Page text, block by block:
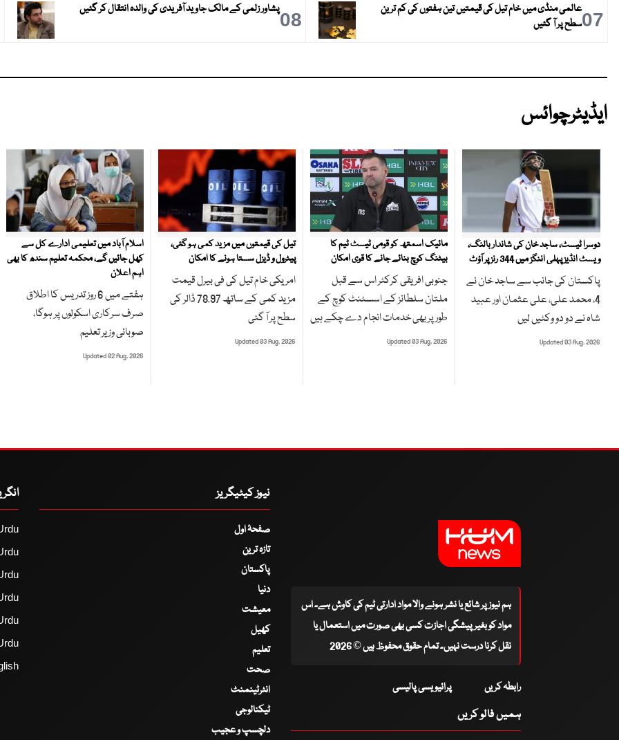
07عالمی منڈی میں خام تیل کی قیمتیں تین ہفتوں کی کم ترین
سطح پر آ گئیں
08پشاور زلمی کے مالک جاوید آفریدی کی والدہ انتقال کر گئیں
ایڈیٹرچوائس
دوسرا ٹیسٹ، ساجد خان کی شاندار بالنگ،
ویسٹ انڈیز پہلی اننگز میں 344 رنز پر آؤٹ
پاکستان کی جانب سے ساجد خان نے
4، محمد علی، علی عثمان اور عبید
شاہ نے دو دو وکٹیں لیں
Updated 03 Aug, 2026
مائیک اسمتھ کو قومی ٹیسٹ ٹیم کا
بیٹنگ کوچ بنائے جانے کا قوی امکان
جنوبی افریقی کرکٹر اس سے قبل
ملتان سلطانز کے اسسٹنٹ کوچ کے
طور پر بھی خدمات انجام دے چکے ہیں
Updated 03 Aug, 2026
تیل کی قیمتوں میں مزید کمی ہو گئی،
پیٹرول و ڈیزل سستا ہونے کا امکان
امریکی خام تیل کی فی بیرل قیمت
مزید کمی کے ساتھ 78.97 ڈالر کی
سطح پر آ گئی
Updated 03 Aug, 2026
اسلام آباد میں تعلیمی ادارے کل سے
کھل جائیں گے، محکمہ تعلیم سندھ کا بھی
اہم اعلان
ہفتے میں 6 روز تدریس کا اطلاق
صرف سرکاری اسکولوں پر ہوگا،
صوبائی وزیر تعلیم
Updated 02 Aug, 2026
ہم نیوز پر شائع یا نشر ہونے والا مواد ادارتی ٹیم کی کاوش ہے۔ اس
مواد کو بغیر پیشگی اجازت کسی بھی صورت میں استعمال یا
نقل کرنا درست نہیں۔ تمام حقوق محفوظ ہیں © 2026
رابطہ کریں پرائیویسی پالیسی
ہمیں فالو کریں
نیوز کیٹیگریز
صفحۂ اول
تازہ ترین
پاکستان
دنیا
معیشت
کھیل
تعلیم
صحت
انٹرٹینمنٹ
ٹیکنالوجی
دلچسپ و عجیب